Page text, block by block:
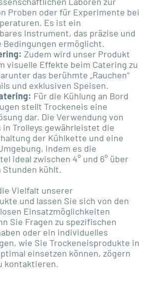
Proben oder für Experimente bei
Es ist ein
Instrument, das präzise und
Bedingungen ermöglicht.
Zudem wird unser Produkt
visuelle Effekte beim Catering zu
das berühmte „Rauchen“
und exklusiven Speisen.
Für die Kühlung an Bord
stellt Trockeneis eine
dar. Die Verwendung von
in Trolleys gewährleistet die
der Kühlkette und eine
indem es die
ideal zwischen 4° und 6° über
Stunden kühlt.
Vielfalt unserer
und lassen Sie sich von den
Einsatzmöglichkeiten
Sie Fragen zu spezifischen
oder ein individuelles
wie Sie Trockeneisprodukte in
einsetzen können, zögern
kontaktieren.